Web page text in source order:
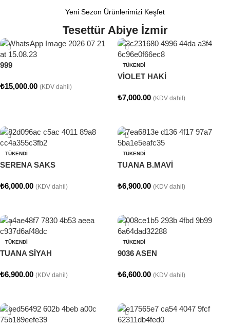
Yeni Sezon Ürünlerimizi Keşfet
Tesettür Abiye İzmir
999
₺15,000.00 (KDV dahil)
TÜKENDI
VİOLET HAKİ
₺7,000.00 (KDV dahil)
TÜKENDI
SERENA SAKS
₺6,000.00 (KDV dahil)
TÜKENDI
TUANA B.MAVİ
₺6,900.00 (KDV dahil)
TÜKENDI
TUANA SİYAH
₺6,900.00 (KDV dahil)
TÜKENDI
9036 ASEN
₺6,600.00 (KDV dahil)